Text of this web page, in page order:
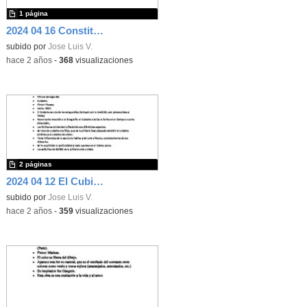
2024 04 16 Constitución 1978.
subido por Jose Luis V.
1 página
-hace 2 años- 368visualizaciones
2024 04 12 El Cubismo.
subido por Jose Luis V.
2 páginas
-hace 2 años- 359visualizaciones